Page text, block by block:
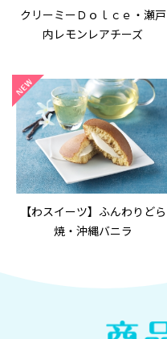
クリーミーＤｏｌｃｅ・瀬戸
内レモンレアチーズ
【わスイーツ】ふんわりどら
焼・沖縄バニラ